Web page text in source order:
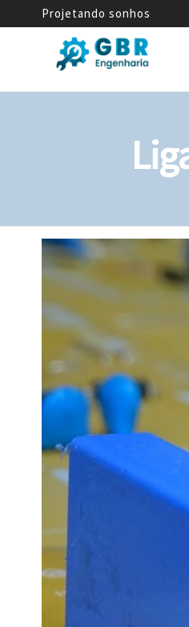
Projetando sonhos